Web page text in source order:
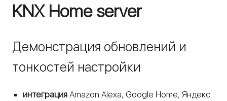
KNX Home server
Демонстрация обновлений и
тонкостей настройки
интеграция Amazon Alexa, Google Home, Яндекс